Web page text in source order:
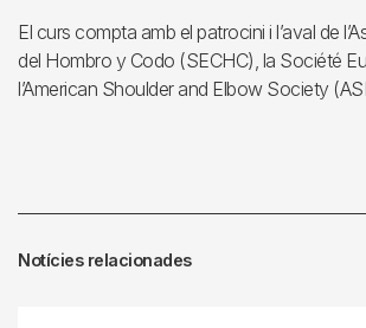
El curs compta amb el patrocini i l’aval de
del Hombro y Codo (SECHC), la Société
l’American Shoulder and Elbow Society
Notícies relacionades